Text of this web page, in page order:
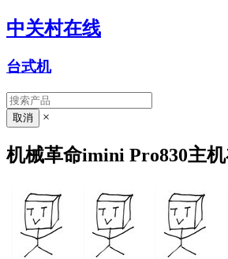
中关村在线
台式机
×
机械革命imini Pro830主